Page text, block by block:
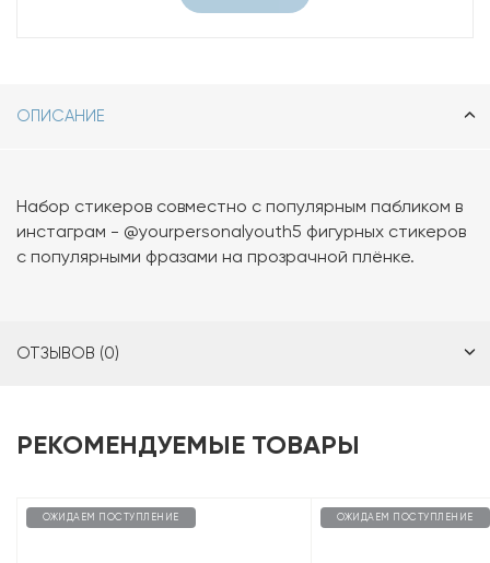
ОПИСАНИЕ
Набор стикеров совместно с популярным пабликом в
инстаграм - @yourpersonalyouth5 фигурных стикеров
с популярными фразами на прозрачной плёнке.
ОТЗЫВОВ (0)
РЕКОМЕНДУЕМЫЕ ТОВАРЫ
ОЖИДАЕМ ПОСТУПЛЕНИЕ ОЖИДАЕМ ПОСТУПЛЕНИЕ